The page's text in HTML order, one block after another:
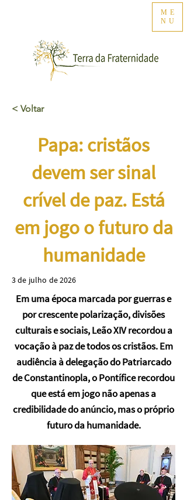
ME
NU
< Voltar
Papa: cristãos
devem ser sinal
crível de paz. Está
em jogo o futuro da
humanidade
3 de julho de 2026
Em uma época marcada por guerras e
por crescente polarização, divisões
culturais e sociais, Leão XIV recordou a
vocação à paz de todos os cristãos. Em
audiência à delegação do Patriarcado
de Constantinopla, o Pontífice recordou
que está em jogo não apenas a
credibilidade do anúncio, mas o próprio
futuro da humanidade.